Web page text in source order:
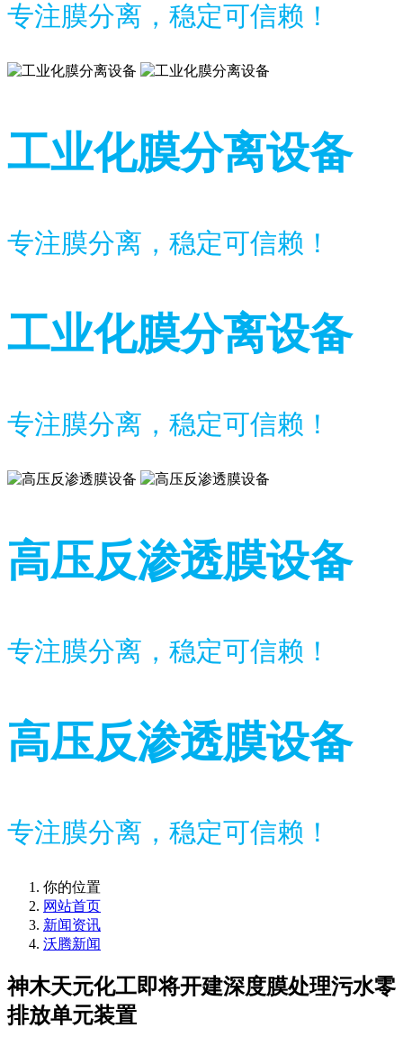
专注膜分离，稳定可信赖！
工业化膜分离设备
专注膜分离，稳定可信赖！
工业化膜分离设备
专注膜分离，稳定可信赖！
高压反渗透膜设备
专注膜分离，稳定可信赖！
高压反渗透膜设备
专注膜分离，稳定可信赖！
你的位置
网站首页
新闻资讯
沃腾新闻
神木天元化工即将开建深度膜处理污水零
排放单元装置